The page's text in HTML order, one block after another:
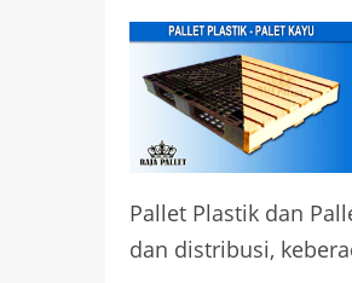
Pallet Plastik dan
dan distribusi,